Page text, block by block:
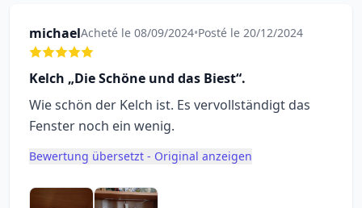
michaelAcheté le 08/09/2024•Posté le 20/12/2024
Kelch „Die Schöne und das Biest“.
Wie schön der Kelch ist. Es vervollständigt das
Fenster noch ein wenig.
Bewertung übersetzt - Original anzeigen